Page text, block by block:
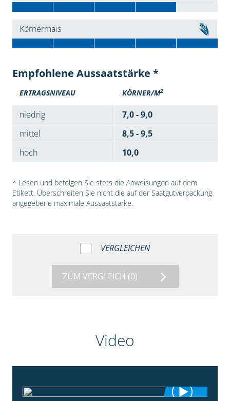
Körnermais
Empfohlene Aussaatstärke *
ERTRAGSNIVEAU KÖRNER/M2
niedrig
7,0 - 9,0
mittel
8,5 - 9,5
hoch
10,0
* Lesen und befolgen Sie stets die Anweisungen auf dem
Etikett. Überschreiten Sie nicht die auf der Saatgutverpackung
angegebene maximale Aussaatstärke.
VERGLEICHEN
ZUM VERGLEICH (0)
Video